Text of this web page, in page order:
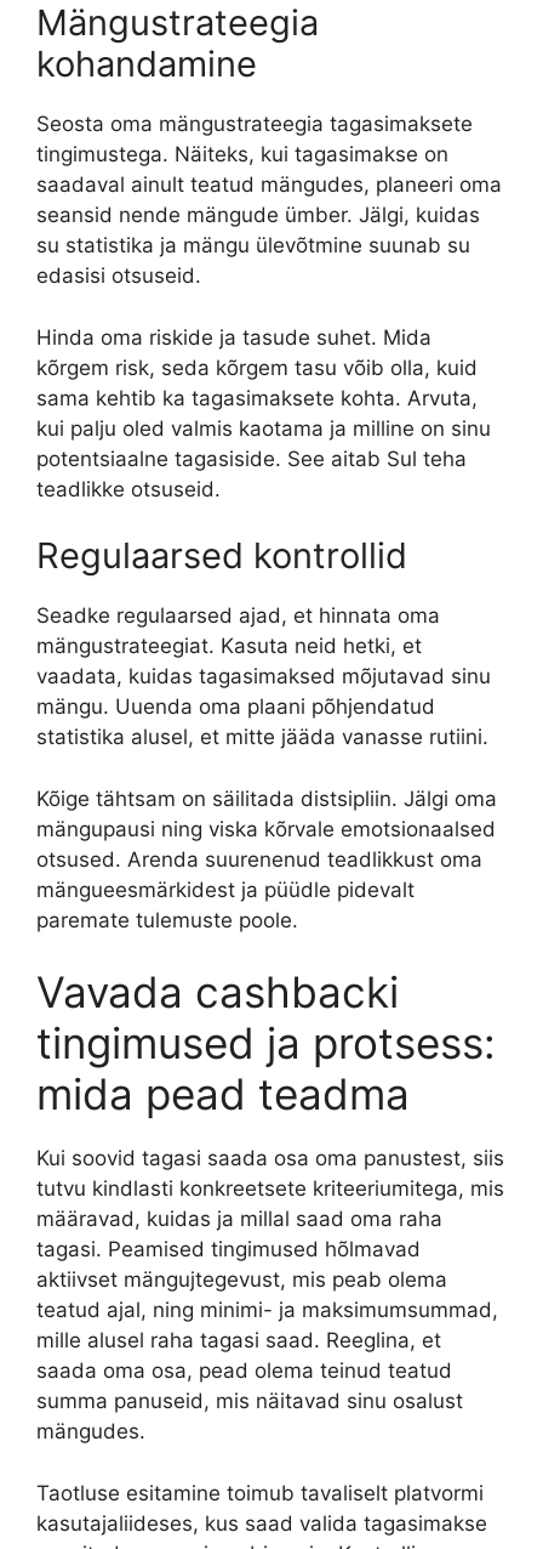
Mängustrateegia
kohandamine
Seosta oma mängustrateegia tagasimaksete
tingimustega. Näiteks, kui tagasimakse on
saadaval ainult teatud mängudes, planeeri oma
seansid nende mängude ümber. Jälgi, kuidas
su statistika ja mängu ülevõtmine suunab su
edasisi otsuseid.
Hinda oma riskide ja tasude suhet. Mida
kõrgem risk, seda kõrgem tasu võib olla, kuid
sama kehtib ka tagasimaksete kohta. Arvuta,
kui palju oled valmis kaotama ja milline on sinu
potentsiaalne tagasiside. See aitab Sul teha
teadlikke otsuseid.
Regulaarsed kontrollid
Seadke regulaarsed ajad, et hinnata oma
mängustrateegiat. Kasuta neid hetki, et
vaadata, kuidas tagasimaksed mõjutavad sinu
mängu. Uuenda oma plaani põhjendatud
statistika alusel, et mitte jääda vanasse rutiini.
Kõige tähtsam on säilitada distsipliin. Jälgi oma
mängupausi ning viska kõrvale emotsionaalsed
otsused. Arenda suurenenud teadlikkust oma
mängueesmärkidest ja püüdle pidevalt
paremate tulemuste poole.
Vavada cashbacki
tingimused ja protsess:
mida pead teadma
Kui soovid tagasi saada osa oma panustest, siis
tutvu kindlasti konkreetsete kriteeriumitega, mis
määravad, kuidas ja millal saad oma raha
tagasi. Peamised tingimused hõlmavad
aktiivset mängujtegevust, mis peab olema
teatud ajal, ning minimi- ja maksimumsummad,
mille alusel raha tagasi saad. Reeglina, et
saada oma osa, pead olema teinud teatud
summa panuseid, mis näitavad sinu osalust
mängudes.
Taotluse esitamine toimub tavaliselt platvormi
kasutajaliideses, kus saad valida tagasimakse